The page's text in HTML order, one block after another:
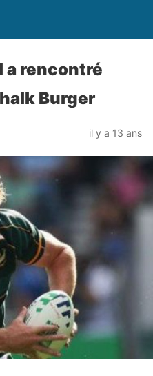
a rencontré
Burger
il y a 13 ans